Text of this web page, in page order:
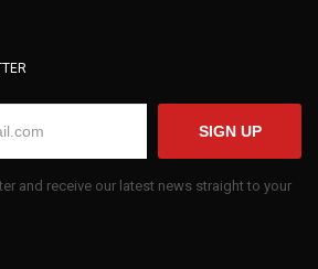
SIGN UP
and receive our latest news straight to your